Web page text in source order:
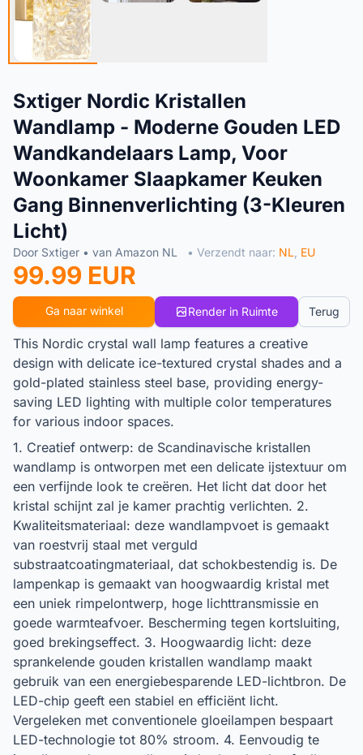
Sxtiger Nordic Kristallen
Wandlamp - Moderne Gouden LED
Wandkandelaars Lamp, Voor
Woonkamer Slaapkamer Keuken
Gang Binnenverlichting (3-Kleuren
Licht)
Door Sxtiger • van Amazon NL • Verzendt naar: NL, EU
99.99 EUR
Ga naar winkel Render in Ruimte Terug
This Nordic crystal wall lamp features a creative
design with delicate ice-textured crystal shades and a
gold-plated stainless steel base, providing energy-
saving LED lighting with multiple color temperatures
for various indoor spaces.
1. Creatief ontwerp: de Scandinavische kristallen
wandlamp is ontworpen met een delicate ijstextuur om
een ​​verfijnde look te creëren. Het licht dat door het
kristal schijnt zal je kamer prachtig verlichten. 2.
Kwaliteitsmateriaal: deze wandlampvoet is gemaakt
van roestvrij staal met verguld
substraatcoatingmateriaal, dat schokbestendig is. De
lampenkap is gemaakt van hoogwaardig kristal met
een uniek rimpelontwerp, hoge lichttransmissie en
goede warmteafvoer. Bescherming tegen kortsluiting,
goed brekingseffect. 3. Hoogwaardig licht: deze
sprankelende gouden kristallen wandlamp maakt
gebruik van een energiebesparende LED-lichtbron. De
LED-chip geeft een stabiel en efficiënt licht.
Vergeleken met conventionele gloeilampen bespaart
LED-technologie tot 80% stroom. 4. Eenvoudig te